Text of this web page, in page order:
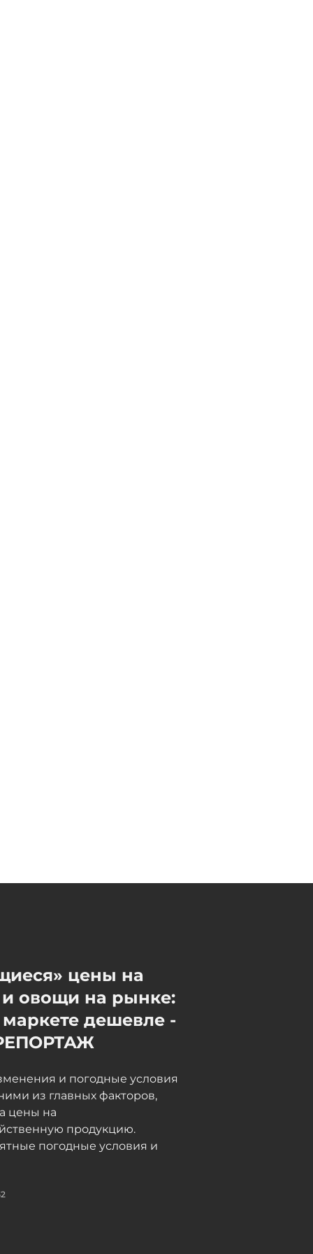
таможню, в МИД направлен
запрос - ФОТО -
ОБНОВЛЕНО
цены на
овощи на рынке:
дешевле -
и погодные условия
из главных факторов,
цены на
продукцию.
погодные условия и